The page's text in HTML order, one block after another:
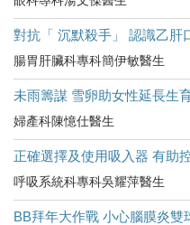
對抗「 沉默殺手」 認識乙肝
腸胃肝臟科專科簡伊敏醫生
未雨籌謀 雪卵助女性延長生
婦產科陳憶仕醫生
正確選擇及使用吸入器 有助
呼吸系統科專科吳耀萍醫生
BB拜年大作戰 小心腦膜炎雙